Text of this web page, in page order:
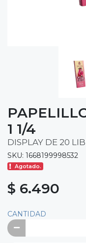
1 1/4
DISPLAY DE 20
SKU: 1668199998532
Agotado.
$ 6.490
CANTIDAD